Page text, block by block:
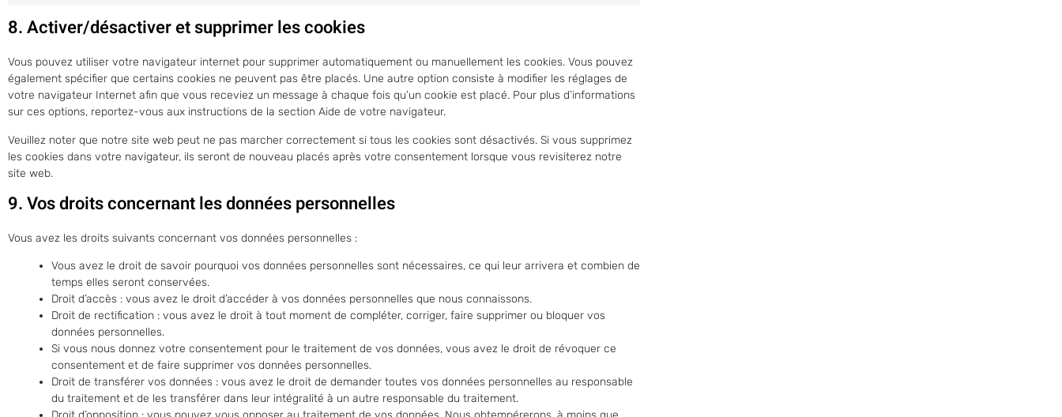
8. Activer/désactiver et supprimer les cookies
Vous pouvez utiliser votre navigateur internet pour supprimer automatiquement ou manuellement les cookies. Vous pouvez
également spécifier que certains cookies ne peuvent pas être placés. Une autre option consiste à modifier les réglages de
votre navigateur Internet afin que vous receviez un message à chaque fois qu’un cookie est placé. Pour plus d’informations
sur ces options, reportez-vous aux instructions de la section Aide de votre navigateur.
Veuillez noter que notre site web peut ne pas marcher correctement si tous les cookies sont désactivés. Si vous supprimez
les cookies dans votre navigateur, ils seront de nouveau placés après votre consentement lorsque vous revisiterez notre
site web.
9. Vos droits concernant les données personnelles
Vous avez les droits suivants concernant vos données personnelles :
Vous avez le droit de savoir pourquoi vos données personnelles sont nécessaires, ce qui leur arrivera et combien de
temps elles seront conservées.
Droit d’accès : vous avez le droit d’accéder à vos données personnelles que nous connaissons.
Droit de rectification : vous avez le droit à tout moment de compléter, corriger, faire supprimer ou bloquer vos
données personnelles.
Si vous nous donnez votre consentement pour le traitement de vos données, vous avez le droit de révoquer ce
consentement et de faire supprimer vos données personnelles.
Droit de transférer vos données : vous avez le droit de demander toutes vos données personnelles au responsable
du traitement et de les transférer dans leur intégralité à un autre responsable du traitement.